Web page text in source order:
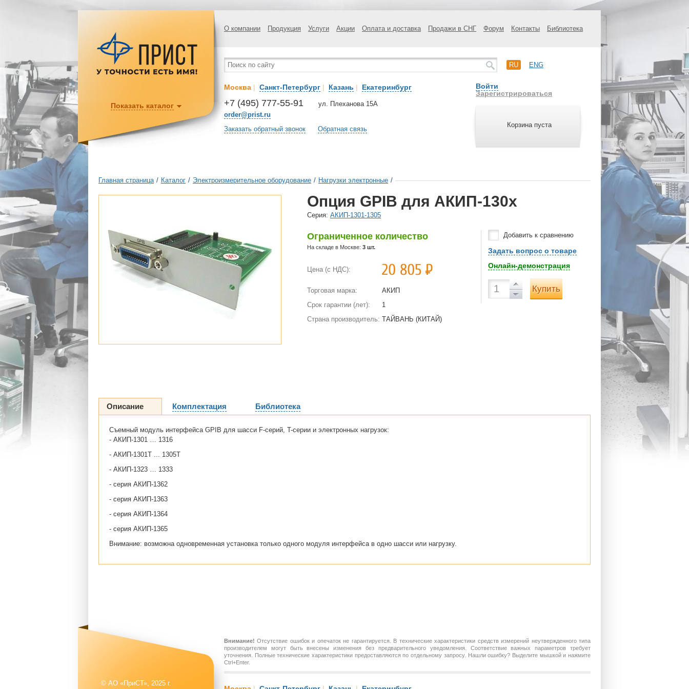
О компании Продукция Услуги Акции Оплата и доставка Продажи в СНГ Форум Контакты Библиотека
RU ENG
Москва | Санкт-Петербург | Казань | Екатеринбург
+7 (495) 777-55-91
order@prist.ru
ул. Плеханова 15А
Заказать обратный звонок Обратная связь
Войти
Зарегистрироваться
Корзина пуста
Показать каталог
Главная страница / Каталог / Электроизмерительное оборудование / Нагрузки электронные /
Опция GPIB для АКИП-130х
Cерия: АКИП-1301-1305
Ограниченное количество
На складе в Москве: 3 шт.
Цена (с НДС): 20 805 Р
Торговая марка:
АКИП
Срок гарантии (лет):
1
Страна производитель: ТАЙВАНЬ (КИТАЙ)
Добавить к сравнению
Задать вопрос о товаре
Онлайн-демонстрация
Купить
Описание Комплектация Библиотека
Съемный модуль интерфейса GPIB для шасси F-серий, T-серии и электронных нагрузок:
- АКИП-1301 … 1316
- АКИП-1301Т ... 1305Т
- АКИП-1323 … 1333
- серия АКИП-1362
- серия АКИП-1363
- серия АКИП-1364
- серия АКИП-1365
Внимание: возможна одновременная установка только одного модуля интерфейса в одно шасси или нагрузку.
Внимание! Отсутствие ошибок и опечаток не гарантируется. В технические характеристики средств измерений неутвержденного типа
производителем могут быть внесены изменения без предварительного уведомления. Соответствие важных параметров требует
уточнения. Полные технические характеристики предоставляются по отдельному запросу. Нашли ошибку? Выделите мышкой и нажмите
Ctrl+Enter.
© АО «ПриСТ», 2025 г.